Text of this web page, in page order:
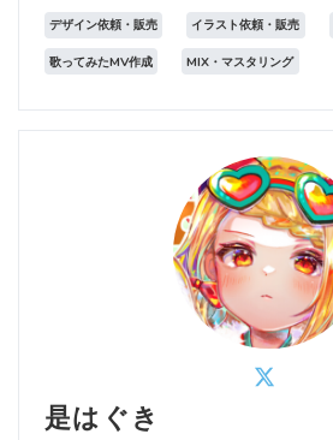
デザイン依頼・販売 イラスト依頼・販売
歌ってみたMV作成 MIX・マスタリング
是はぐき